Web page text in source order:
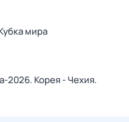
мира
2026. Корея - Чехия.